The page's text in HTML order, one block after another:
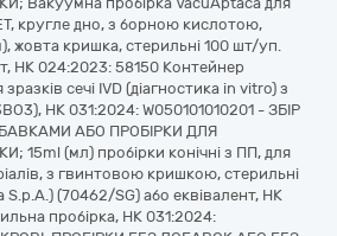
кругле дно, з борною кислотою,
жовта кришка, стерильні 100 шт/уп.
НК 024:2023: 58150 Контейнер
сечі IVD (діагностика in vitro) з
НК 031:2024: W050101010201 - ЗБІР
АБО ПРОБІРКИ ДЛЯ
15ml (мл) пробірки конічні з ПП, для
з гвинтовою кришкою, стерильні
(70462/SG) або еквівалент, НК
пробірка, НК 031:2024: